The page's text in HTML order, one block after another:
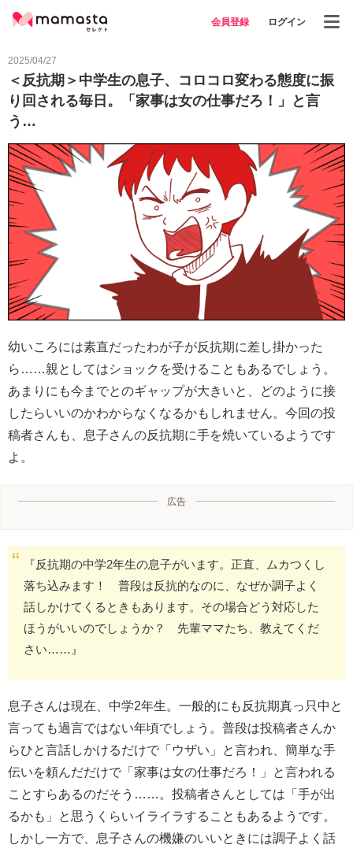
会員登録 ログイン
2025/04/27
＜反抗期＞中学生の息子、コロコロ変わる態度に振
り回される毎日。「家事は女の仕事だろ！」と言
う…
幼いころには素直だったわが子が反抗期に差し掛かった
ら……親としてはショックを受けることもあるでしょう。
あまりにも今までとのギャップが大きいと、どのように接
したらいいのかわからなくなるかもしれません。今回の投
稿者さんも、息子さんの反抗期に手を焼いているようです
よ。
広告
『反抗期の中学2年生の息子がいます。正直、ムカつくし
落ち込みます！ 普段は反抗的なのに、なぜか調子よく
話しかけてくるときもあります。その場合どう対応した
ほうがいいのでしょうか？ 先輩ママたち、教えてくだ
さい……』
息子さんは現在、中学2年生。一般的にも反抗期真っ只中と
言っても過言ではない年頃でしょう。普段は投稿者さんか
らひと言話しかけるだけで「ウザい」と言われ、簡単な手
伝いを頼んだだけで「家事は女の仕事だろ！」と言われる
ことすらあるのだそう……。投稿者さんとしては「手が出
るかも」と思うくらいイライラすることもあるようです。
しかし一方で、息子さんの機嫌のいいときには調子よく話